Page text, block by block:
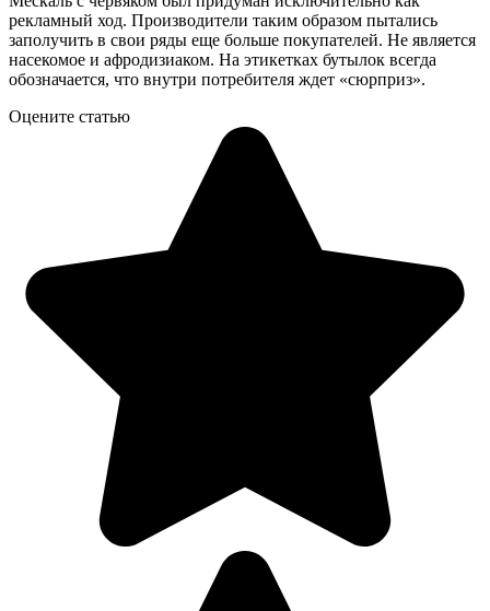
рекламный ход. Производители таким образом пытались
заполучить в свои ряды еще больше покупателей. Не является
насекомое и афродизиаком. На этикетках бутылок всегда
обозначается, что внутри потребителя ждет «сюрприз».
Оцените статью